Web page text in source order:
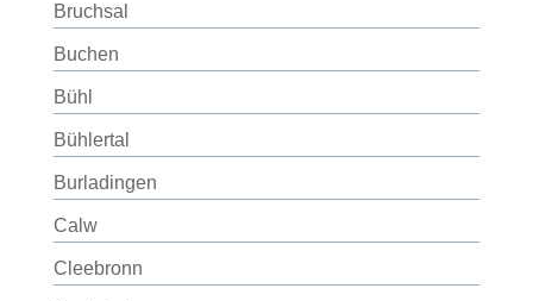
Bruchsal
Buchen
Bühl
Bühlertal
Burladingen
Calw
Cleebronn